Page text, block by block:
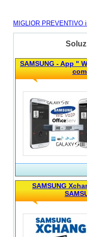
MIGLIOR PREVENTIVO
SAMSUNG - App "
SAMSUNG